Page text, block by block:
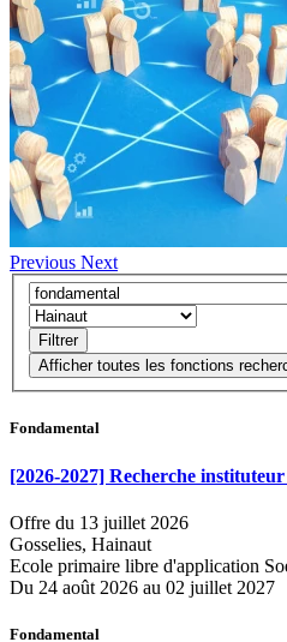
Previous Next
Fondamental
[2026-2027] Recherche
Offre du 13 juillet 2026
Gosselies, Hainaut
Ecole primaire libre d'application
Du 24 août 2026 au 02 juillet 2027
Fondamental